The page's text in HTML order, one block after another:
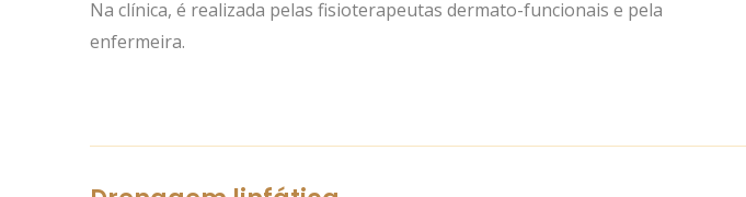
Na clínica, é realizada pelas fisioterapeutas dermato-funcionais e pela
enfermeira.